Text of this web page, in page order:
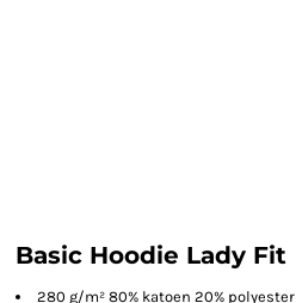
Basic Hoodie Lady Fit
280 g/m² 80% katoen 20% polyester